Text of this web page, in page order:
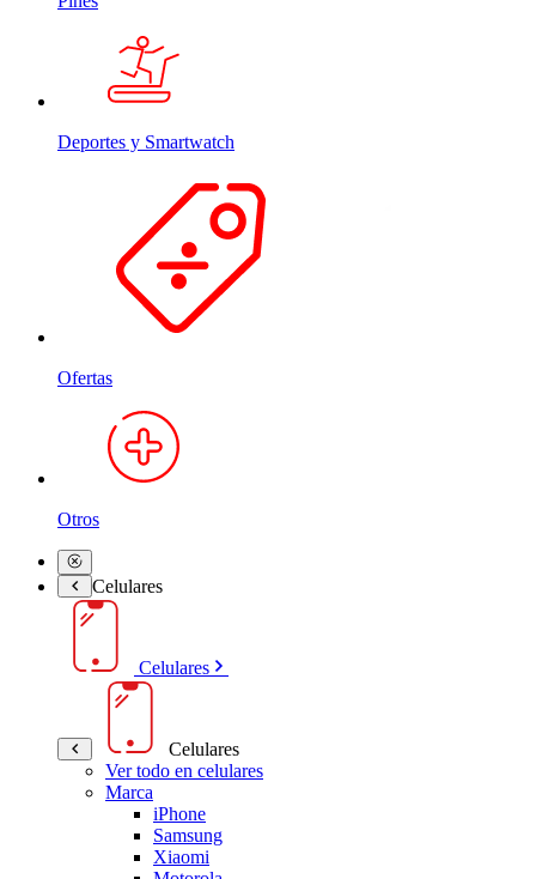
Deportes y Smartwatch
Ofertas
Otros
Celulares
Celulares
Celulares
Ver todo en celulares
Marca
iPhone
Samsung
Xiaomi